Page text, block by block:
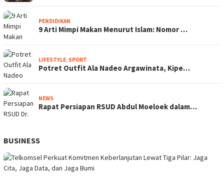
PENDIDIKAN
9 Arti Mimpi Makan Menurut Islam: Nomor …
LIFESTYLE, SPORT
Potret Outfit Ala Nadeo Argawinata, Kipe…
NEWS
Rapat Persiapan RSUD Abdul Moeloek dalam…
BUSINESS